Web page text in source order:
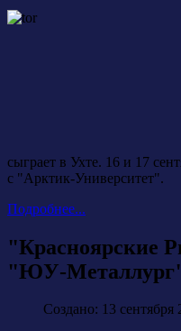
сыграет в Ухте. 16 и 17
с "Арктик-Университет".
Подробнее...
"Красноярские
"ЮУ-
Создано: 13 сентября